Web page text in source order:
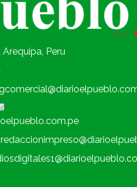
Arequipa, Peru